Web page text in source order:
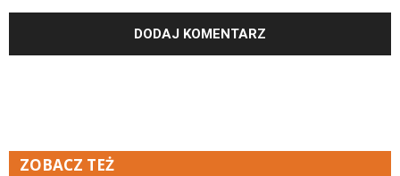
ZOBACZ TEŻ